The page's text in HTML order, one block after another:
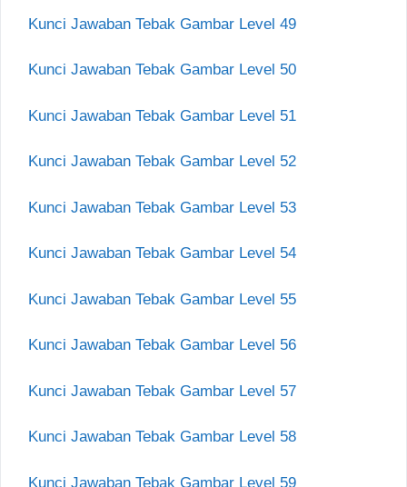
Kunci Jawaban Tebak Gambar Level 49
Kunci Jawaban Tebak Gambar Level 50
Kunci Jawaban Tebak Gambar Level 51
Kunci Jawaban Tebak Gambar Level 52
Kunci Jawaban Tebak Gambar Level 53
Kunci Jawaban Tebak Gambar Level 54
Kunci Jawaban Tebak Gambar Level 55
Kunci Jawaban Tebak Gambar Level 56
Kunci Jawaban Tebak Gambar Level 57
Kunci Jawaban Tebak Gambar Level 58
Kunci Jawaban Tebak Gambar Level 59